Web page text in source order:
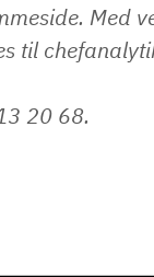
Med
til
20 68.